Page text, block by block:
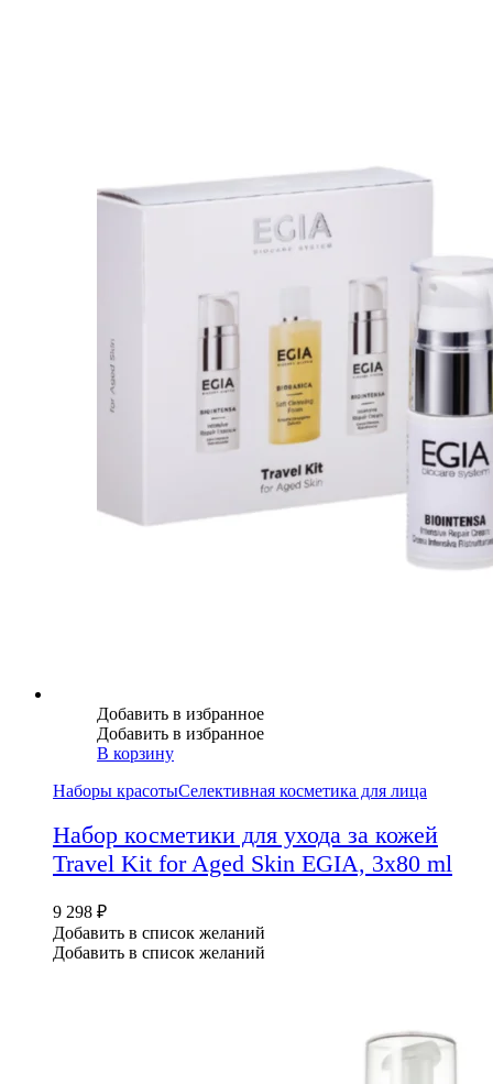
Добавить в избранное
Добавить в избранное
В корзину
Наборы красотыСелективная косметика для лица
Набор косметики для ухода за кожей
Travel Kit for Aged Skin EGIA, 3х80 ml
9 298 ₽
Добавить в список желаний
Добавить в список желаний